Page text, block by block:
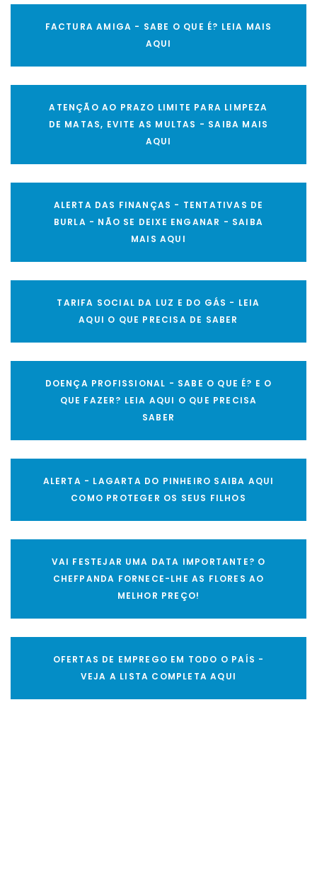
FACTURA AMIGA - SABE O QUE É? LEIA MAIS
AQUI
ATENÇÃO AO PRAZO LIMITE PARA LIMPEZA
DE MATAS, EVITE AS MULTAS - SAIBA MAIS
AQUI
ALERTA DAS FINANÇAS - TENTATIVAS DE
BURLA - NÃO SE DEIXE ENGANAR - SAIBA
MAIS AQUI
TARIFA SOCIAL DA LUZ E DO GÁS - LEIA
AQUI O QUE PRECISA DE SABER
DOENÇA PROFISSIONAL - SABE O QUE É? E O
QUE FAZER? LEIA AQUI O QUE PRECISA
SABER
ALERTA - LAGARTA DO PINHEIRO SAIBA AQUI
COMO PROTEGER OS SEUS FILHOS
VAI FESTEJAR UMA DATA IMPORTANTE? O
CHEFPANDA FORNECE-LHE AS FLORES AO
MELHOR PREÇO!
OFERTAS DE EMPREGO EM TODO O PAÍS -
VEJA A LISTA COMPLETA AQUI